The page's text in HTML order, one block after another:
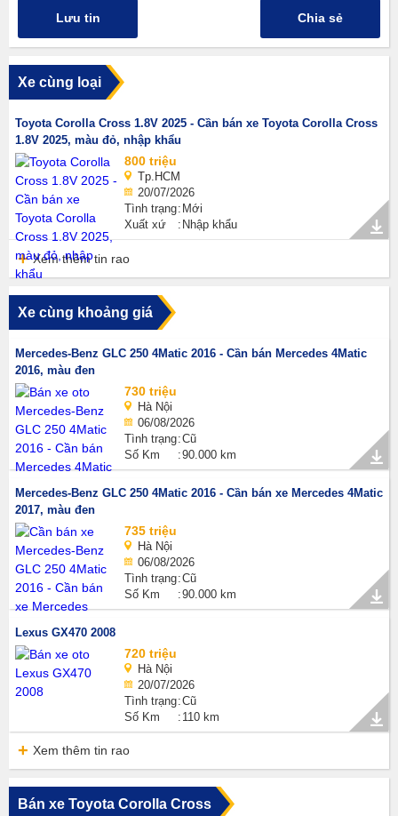
Lưu tin Chia sẻ
Xe cùng loại
Toyota Corolla Cross 1.8V 2025 - Cần bán xe Toyota Corolla Cross
1.8V 2025, màu đỏ, nhập khẩu
800 triệu
Tp.HCM
20/07/2026
Tình trạng Mới
Xuất xứ
Nhập khẩu
Xem thêm tin rao
Xe cùng khoảng giá
Mercedes-Benz GLC 250 4Matic 2016 - Cần bán Mercedes 4Matic
2016, màu đen
730 triệu
Hà Nội
06/08/2026
Tình trạng Cũ
Số Km
90.000 km
Mercedes-Benz GLC 250 4Matic 2016 - Cần bán xe Mercedes 4Matic
2017, màu đen
735 triệu
Hà Nội
06/08/2026
Tình trạng Cũ
Số Km
90.000 km
Lexus GX470 2008
720 triệu
Hà Nội
20/07/2026
Tình trạng Cũ
Số Km
110 km
Xem thêm tin rao
Bán xe Toyota Corolla Cross